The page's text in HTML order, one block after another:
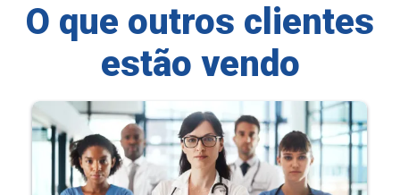
O que outros clientes
estão vendo